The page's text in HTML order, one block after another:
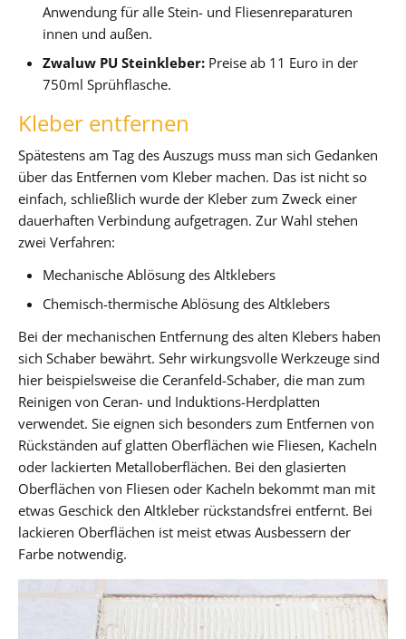
Anwendung für alle Stein- und Fliesenreparaturen
innen und außen.
Zwaluw PU Steinkleber: Preise ab 11 Euro in der
750ml Sprühflasche.
Kleber entfernen
Spätestens am Tag des Auszugs muss man sich Gedanken
über das Entfernen vom Kleber machen. Das ist nicht so
einfach, schließlich wurde der Kleber zum Zweck einer
dauerhaften Verbindung aufgetragen. Zur Wahl stehen
zwei Verfahren:
Mechanische Ablösung des Altklebers
Chemisch-thermische Ablösung des Altklebers
Bei der mechanischen Entfernung des alten Klebers haben
sich Schaber bewährt. Sehr wirkungsvolle Werkzeuge sind
hier beispielsweise die Ceranfeld-Schaber, die man zum
Reinigen von Ceran- und Induktions-Herdplatten
verwendet. Sie eignen sich besonders zum Entfernen von
Rückständen auf glatten Oberflächen wie Fliesen, Kacheln
oder lackierten Metalloberflächen. Bei den glasierten
Oberflächen von Fliesen oder Kacheln bekommt man mit
etwas Geschick den Altkleber rückstandsfrei entfernt. Bei
lackieren Oberflächen ist meist etwas Ausbessern der
Farbe notwendig.